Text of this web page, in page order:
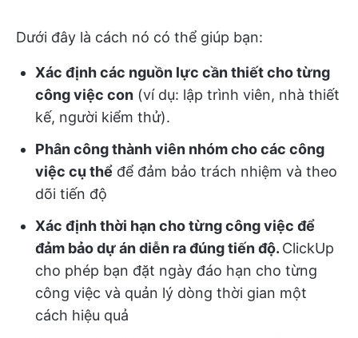
Dưới đây là cách nó có thể giúp bạn:
Xác định các nguồn lực cần thiết cho từng
công việc con (ví dụ: lập trình viên, nhà thiết
kế, người kiểm thử).
Phân công thành viên nhóm cho các công
việc cụ thể để đảm bảo trách nhiệm và theo
dõi tiến độ
Xác định thời hạn cho từng công việc để
đảm bảo dự án diễn ra đúng tiến độ. ClickUp
cho phép bạn đặt ngày đáo hạn cho từng
công việc và quản lý dòng thời gian một
cách hiệu quả